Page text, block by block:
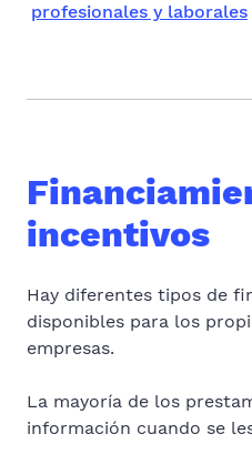
profesionales y laborales
incentivos
Hay diferentes tipos de
disponibles para los
empresas.
La mayoría de los
información cuando se